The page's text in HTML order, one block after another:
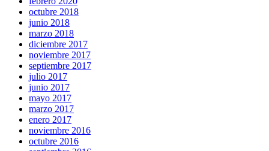
octubre 2018
junio 2018
marzo 2018
diciembre 2017
noviembre 2017
septiembre 2017
julio 2017
junio 2017
mayo 2017
marzo 2017
enero 2017
noviembre 2016
octubre 2016